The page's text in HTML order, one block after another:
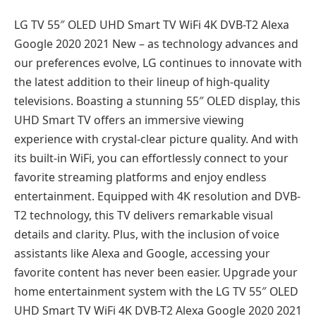
LG TV 55″ OLED UHD Smart TV WiFi 4K DVB-T2 Alexa
Google 2020 2021 New – as technology advances and
our preferences evolve, LG continues to innovate with
the latest addition to their lineup of high-quality
televisions. Boasting a stunning 55″ OLED display, this
UHD Smart TV offers an immersive viewing
experience with crystal-clear picture quality. And with
its built-in WiFi, you can effortlessly connect to your
favorite streaming platforms and enjoy endless
entertainment. Equipped with 4K resolution and DVB-
T2 technology, this TV delivers remarkable visual
details and clarity. Plus, with the inclusion of voice
assistants like Alexa and Google, accessing your
favorite content has never been easier. Upgrade your
home entertainment system with the LG TV 55″ OLED
UHD Smart TV WiFi 4K DVB-T2 Alexa Google 2020 2021